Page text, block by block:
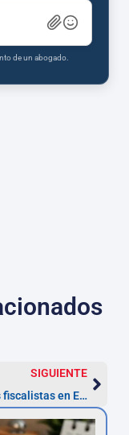
de un abogado.
SIGUIENTE
Abogados fiscalistas en Elche: ahorra y recurso en 1 mes